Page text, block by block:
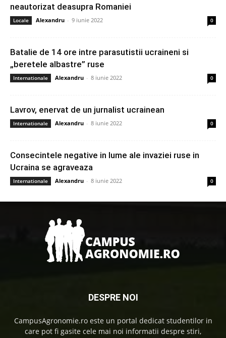
neautorizat deasupra Romaniei
Locale Alexandru - 9 iunie 2022 0
Batalie de 14 ore intre parasutistii ucraineni si
„beretele albastre” ruse
Internationale Alexandru - 8 iunie 2022 0
Lavrov, enervat de un jurnalist ucrainean
Internationale Alexandru - 8 iunie 2022 0
Consecintele negative in lume ale invaziei ruse in
Ucraina se agraveaza
Internationale Alexandru - 8 iunie 2022 0
DESPRE NOI
CampusAgronomie.ro este un portal dedicat studentilor in
care pot fi gasite cele mai noi informatii despre stiri,